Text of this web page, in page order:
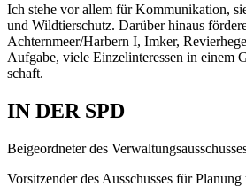
Ich ste­he vor allem für Kom­mu­ni­ka­ti­on,
und Wild­tier­schutz. Dar­über hin­aus
Achternmeer/Harbern I, Imker,
Auf­ga­be, vie­le Ein­zel­in­ter­es­sen in einem
schaft.
IN DER SPD
Bei­geord­ne­ter des
Vor­sit­zen­der des Aus­schus­ses für